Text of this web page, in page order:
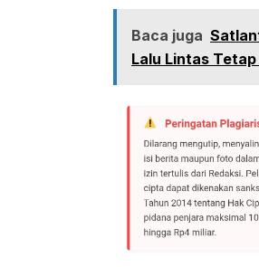
Baca juga
Lalu Lintas